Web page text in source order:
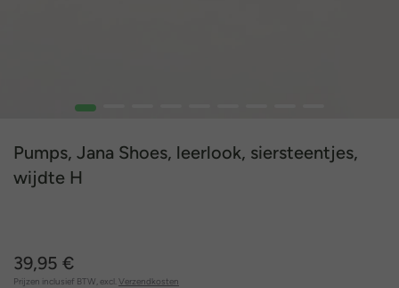
1
Pumps, Jana Shoes, leerlook, siersteentjes,
wijdte H
39,95 €
Prijzen inclusief BTW, excl. Verzendkosten